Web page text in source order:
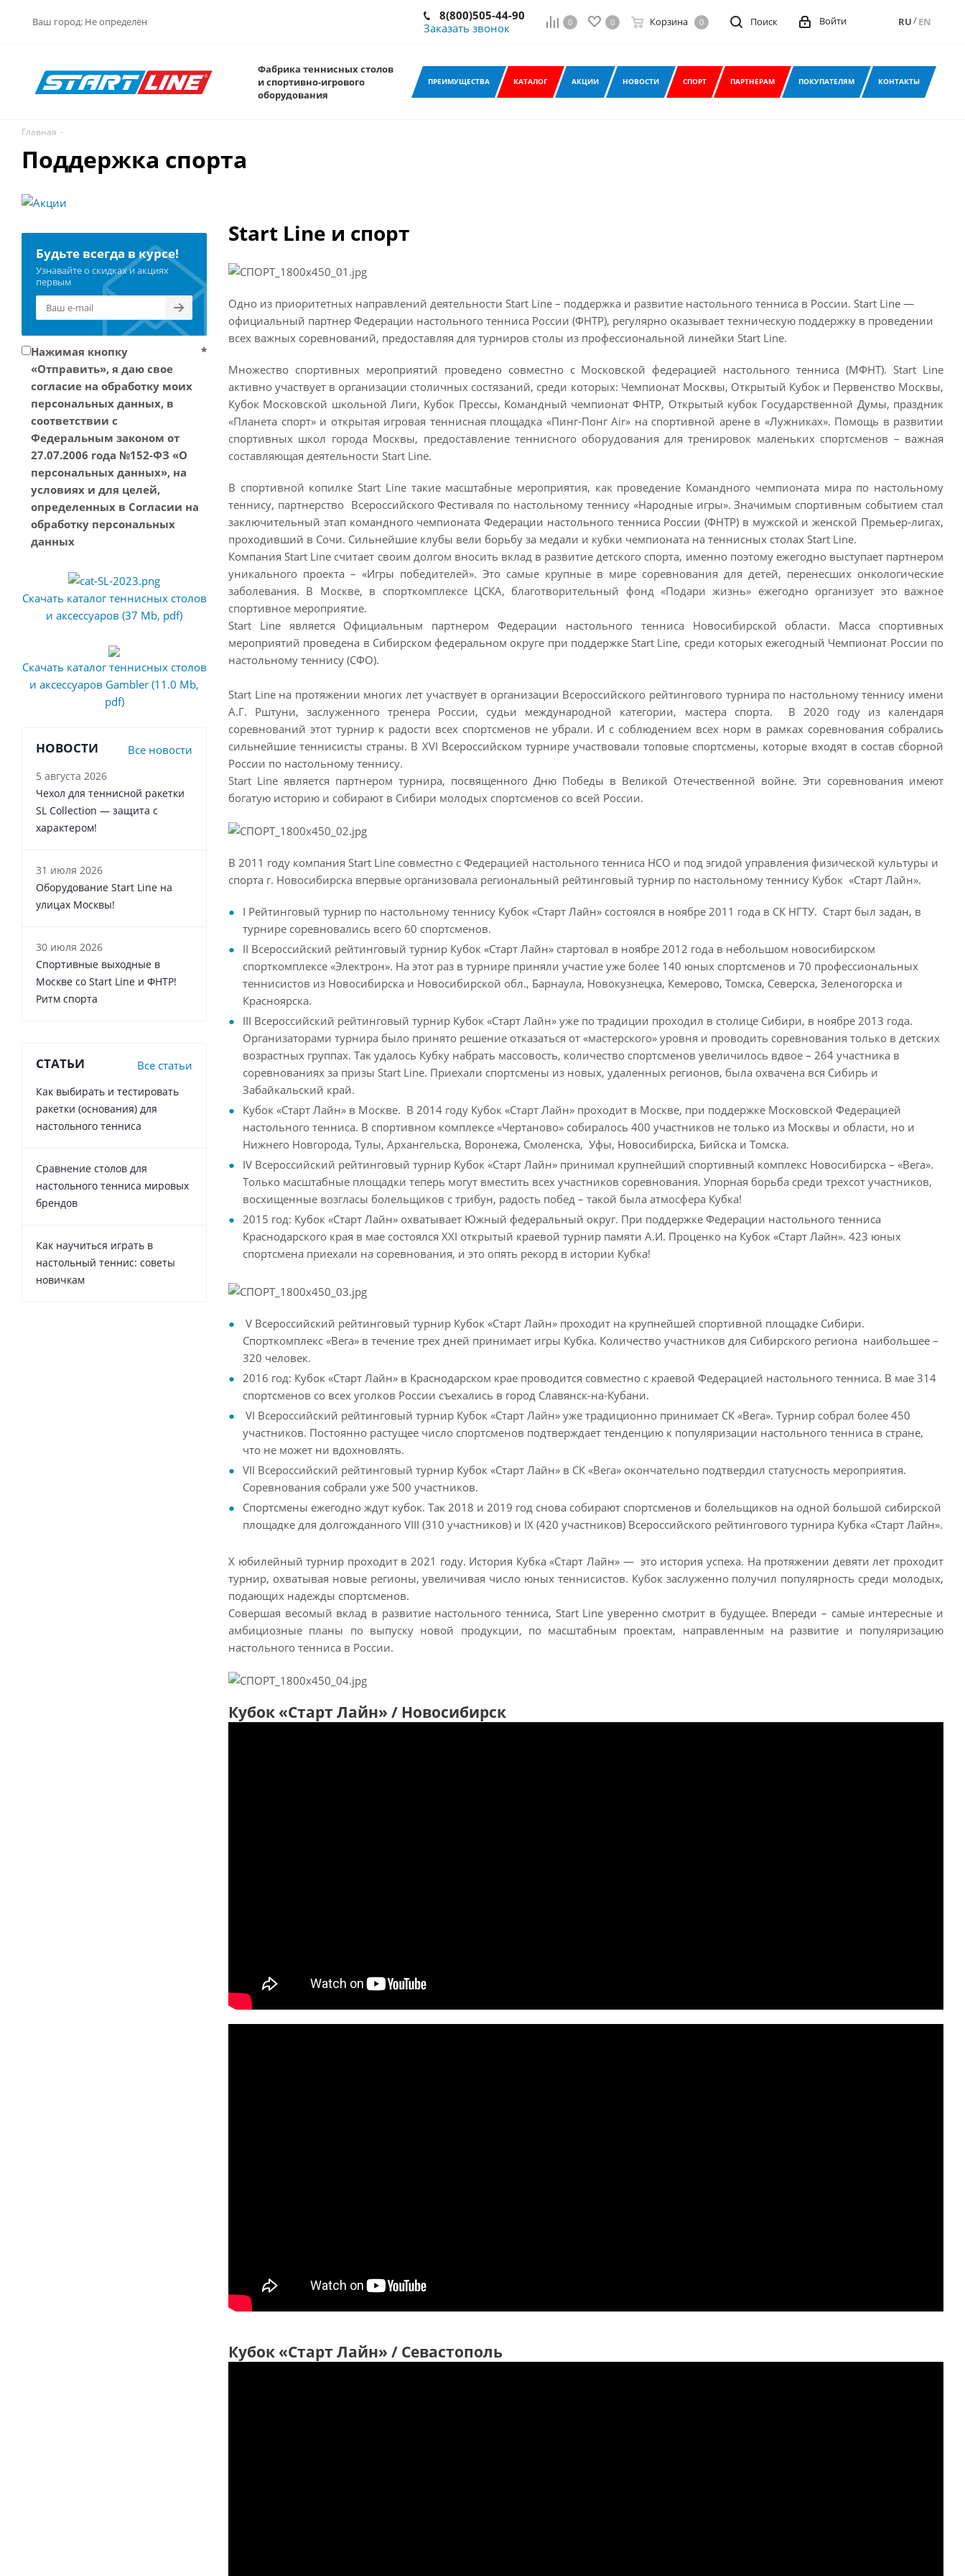
Ваш город: Не определён
8(800)505-44-90
Заказать звонок
0 0 Корзина 0 Поиск Войти RU/EN
Фабрика теннисных столов
и спортивно-игрового
оборудования
ПРЕИМУЩЕСТВА КАТАЛОГ АКЦИИ НОВОСТИ СПОРТ ПАРТНЕРАМ ПОКУПАТЕЛЯМ КОНТАКТЫ
Главная -
Поддержка спорта
Start Line и спорт
Одно из приоритетных направлений деятельности Start Line – поддержка и развитие настольного тенниса в России. Start Line —
официальный партнер Федерации настольного тенниса России (ФНТР), регулярно оказывает техническую поддержку в проведении
всех важных соревнований, предоставляя для турниров столы из профессиональной линейки Start Line.
Множество спортивных мероприятий проведено совместно с Московской федерацией настольного тенниса (МФНТ). Start Line
активно участвует в организации столичных состязаний, среди которых: Чемпионат Москвы, Открытый Кубок и Первенство Москвы,
Кубок Московской школьной Лиги, Кубок Прессы, Командный чемпионат ФНТР, Открытый кубок Государственной Думы, праздник
«Планета спорт» и открытая игровая теннисная площадка «Пинг-Понг Air» на спортивной арене в «Лужниках». Помощь в развитии
спортивных школ города Москвы, предоставление теннисного оборудования для тренировок маленьких спортсменов – важная
составляющая деятельности Start Line.
В спортивной копилке Start Line такие масштабные мероприятия, как проведение Командного чемпионата мира по настольному
теннису, партнерство Всероссийского Фестиваля по настольному теннису «Народные игры». Значимым спортивным событием стал
заключительный этап командного чемпионата Федерации настольного тенниса России (ФНТР) в мужской и женской Премьер-лигах,
проходивший в Сочи. Сильнейшие клубы вели борьбу за медали и кубки чемпионата на теннисных столах Start Line.
Компания Start Line считает своим долгом вносить вклад в развитие детского спорта, именно поэтому ежегодно выступает партнером
уникального проекта – «Игры победителей». Это самые крупные в мире соревнования для детей, перенесших онкологические
заболевания. В Москве, в спорткомплексе ЦСКА, благотворительный фонд «Подари жизнь» ежегодно организует это важное
спортивное мероприятие.
Start Line является Официальным партнером Федерации настольного тенниса Новосибирской области. Масса спортивных
мероприятий проведена в Сибирском федеральном округе при поддержке Start Line, среди которых ежегодный Чемпионат России по
настольному теннису (СФО).
Start Line на протяжении многих лет участвует в организации Всероссийского рейтингового турнира по настольному теннису имени
А.Г. Рштуни, заслуженного тренера России, судьи международной категории, мастера спорта. В 2020 году из календаря
соревнований этот турнир к радости всех спортсменов не убрали. И с соблюдением всех норм в рамках соревнования собрались
сильнейшие теннисисты страны. В XVI Всероссийском турнире участвовали топовые спортсмены, которые входят в состав сборной
России по настольному теннису.
Start Line является партнером турнира, посвященного Дню Победы в Великой Отечественной войне. Эти соревнования имеют
богатую историю и собирают в Сибири молодых спортсменов со всей России.
В 2011 году компания Start Line совместно с Федерацией настольного тенниса НСО и под эгидой управления физической культуры и
спорта г. Новосибирска впервые организовала региональный рейтинговый турнир по настольному теннису Кубок «Старт Лайн».
I Рейтинговый турнир по настольному теннису Кубок «Старт Лайн» состоялся в ноябре 2011 года в СК НГТУ. Старт был задан, в
турнире соревновались всего 60 спортсменов.
II Всероссийский рейтинговый турнир Кубок «Старт Лайн» стартовал в ноябре 2012 года в небольшом новосибирском
спорткомплексе «Электрон». На этот раз в турнире приняли участие уже более 140 юных спортсменов и 70 профессиональных
теннисистов из Новосибирска и Новосибирской обл., Барнаула, Новокузнецка, Кемерово, Томска, Северска, Зеленогорска и
Красноярска.
III Всероссийский рейтинговый турнир Кубок «Старт Лайн» уже по традиции проходил в столице Сибири, в ноябре 2013 года.
Организаторами турнира было принято решение отказаться от «мастерского» уровня и проводить соревнования только в детских
возрастных группах. Так удалось Кубку набрать массовость, количество спортсменов увеличилось вдвое – 264 участника в
соревнованиях за призы Start Line. Приехали спортсмены из новых, удаленных регионов, была охвачена вся Сибирь и
Забайкальский край.
Кубок «Старт Лайн» в Москве. В 2014 году Кубок «Старт Лайн» проходит в Москве, при поддержке Московской Федерацией
настольного тенниса. В спортивном комплексе «Чертаново» собиралось 400 участников не только из Москвы и области, но и
Нижнего Новгорода, Тулы, Архангельска, Воронежа, Смоленска, Уфы, Новосибирска, Бийска и Томска.
IV Всероссийский рейтинговый турнир Кубок «Старт Лайн» принимал крупнейший спортивный комплекс Новосибирска – «Вега».
Только масштабные площадки теперь могут вместить всех участников соревнования. Упорная борьба среди трехсот участников,
восхищенные возгласы болельщиков с трибун, радость побед – такой была атмосфера Кубка!
2015 год: Кубок «Старт Лайн» охватывает Южный федеральный округ. При поддержке Федерации настольного тенниса
Краснодарского края в мае состоялся XXI открытый краевой турнир памяти А.И. Проценко на Кубок «Старт Лайн». 423 юных
спортсмена приехали на соревнования, и это опять рекорд в истории Кубка!
V Всероссийский рейтинговый турнир Кубок «Старт Лайн» проходит на крупнейшей спортивной площадке Сибири.
Спорткомплекс «Вега» в течение трех дней принимает игры Кубка. Количество участников для Сибирского региона наибольшее –
320 человек.
2016 год: Кубок «Старт Лайн» в Краснодарском крае проводится совместно с краевой Федерацией настольного тенниса. В мае 314
спортсменов со всех уголков России съехались в город Славянск-на-Кубани.
VI Всероссийский рейтинговый турнир Кубок «Старт Лайн» уже традиционно принимает СК «Вега». Турнир собрал более 450
участников. Постоянно растущее число спортсменов подтверждает тенденцию к популяризации настольного тенниса в стране,
что не может ни вдохновлять.
VII Всероссийский рейтинговый турнир Кубок «Старт Лайн» в СК «Вега» окончательно подтвердил статусность мероприятия.
Соревнования собрали уже 500 участников.
Спортсмены ежегодно ждут кубок. Так 2018 и 2019 год снова собирают спортсменов и болельщиков на одной большой сибирской
площадке для долгожданного VIII (310 участников) и IX (420 участников) Всероссийского рейтингового турнира Кубка «Старт Лайн».
X юбилейный турнир проходит в 2021 году. История Кубка «Старт Лайн» — это история успеха. На протяжении девяти лет проходит
турнир, охватывая новые регионы, увеличивая число юных теннисистов. Кубок заслуженно получил популярность среди молодых,
подающих надежды спортсменов.
Совершая весомый вклад в развитие настольного тенниса, Start Line уверенно смотрит в будущее. Впереди – самые интересные и
амбициозные планы по выпуску новой продукции, по масштабным проектам, направленным на развитие и популяризацию
настольного тенниса в России.
Кубок «Старт Лайн» / Новосибирск
Кубок «Старт Лайн» / Севастополь
Будьте всегда в курсе!
Узнавайте о скидках и акциях
первым
Нажимая кнопку
«Отправить», я даю свое
согласие на обработку моих
персональных данных, в
соответствии с
Федеральным законом от
27.07.2006 года №152-ФЗ «О
персональных данных», на
условиях и для целей,
определенных в Согласии на
обработку персональных
данных
*
Скачать каталог теннисных столов
и аксессуаров (37 Mb, pdf)
Скачать каталог теннисных столов
и аксессуаров Gambler (11.0 Mb,
pdf)
НОВОСТИ Все новости
5 августа 2026
Чехол для теннисной ракетки
SL Collection — защита с
характером!
31 июля 2026
Оборудование Start Line на
улицах Москвы!
30 июля 2026
Спортивные выходные в
Москве со Start Line и ФНТР!
Ритм спорта
СТАТЬИ Все статьи
Как выбирать и тестировать
ракетки (основания) для
настольного тенниса
Сравнение столов для
настольного тенниса мировых
брендов
Как научиться играть в
настольный теннис: советы
новичкам